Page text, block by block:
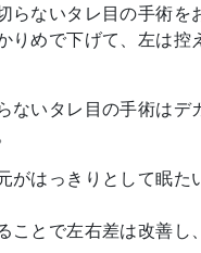
ないタレ目の手術を
りめで下げて、左は控
ないタレ目の手術はデ
はっきりとして眠た
ことで左右差は改善し